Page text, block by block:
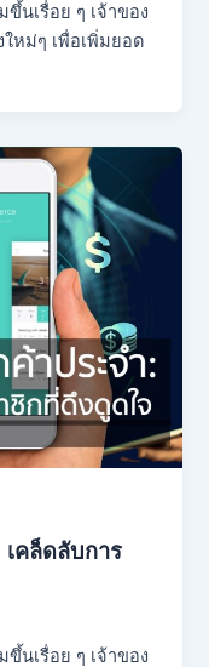
นเรื่อย ๆ เจ้าของ
หม่ๆ เพื่อเพิ่มยอด
คล็ดลับการ
นเรื่อย ๆ เจ้าของ